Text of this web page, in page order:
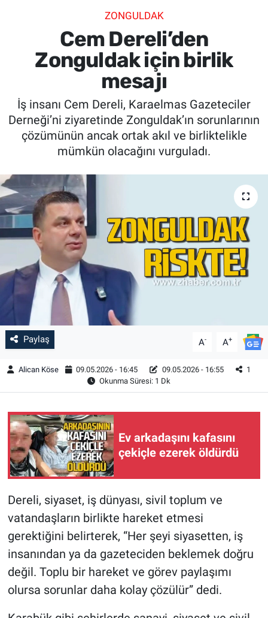
ZONGULDAK
Cem Dereli’den
Zonguldak için birlik
mesajı
İş insanı Cem Dereli, Karaelmas Gazeteciler
Derneği’ni ziyaretinde Zonguldak’ın sorunlarının
çözümünün ancak ortak akıl ve birliktelikle
mümkün olacağını vurguladı.
Paylaş A- A+
Alican Köse 09.05.2026 - 16:45 09.05.2026 - 16:55
1
Okunma Süresi: 1 Dk
Ev arkadaşını kafasını
çekiçle ezerek öldürdü
Dereli, siyaset, iş dünyası, sivil toplum ve
vatandaşların birlikte hareket etmesi
gerektiğini belirterek, “Her şeyi siyasetten, iş
insanından ya da gazeteciden beklemek doğru
değil. Toplu bir hareket ve görev paylaşımı
olursa sorunlar daha kolay çözülür” dedi.
SPOR